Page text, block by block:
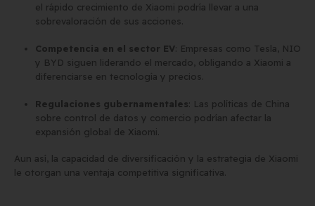
el rápido crecimiento de Xiaomi podría llevar a una
sobrevaloración de sus acciones.
Competencia en el sector EV: Empresas como Tesla, NIO
y BYD siguen liderando el mercado, obligando a Xiaomi a
diferenciarse en tecnología y precios.
Regulaciones gubernamentales : Las políticas de China
sobre control de datos y comercio podrían afectar la
expansión global de Xiaomi.
Aun así, la capacidad de diversificación y la estrategia de Xiaomi
le otorgan una ventaja competitiva significativa.